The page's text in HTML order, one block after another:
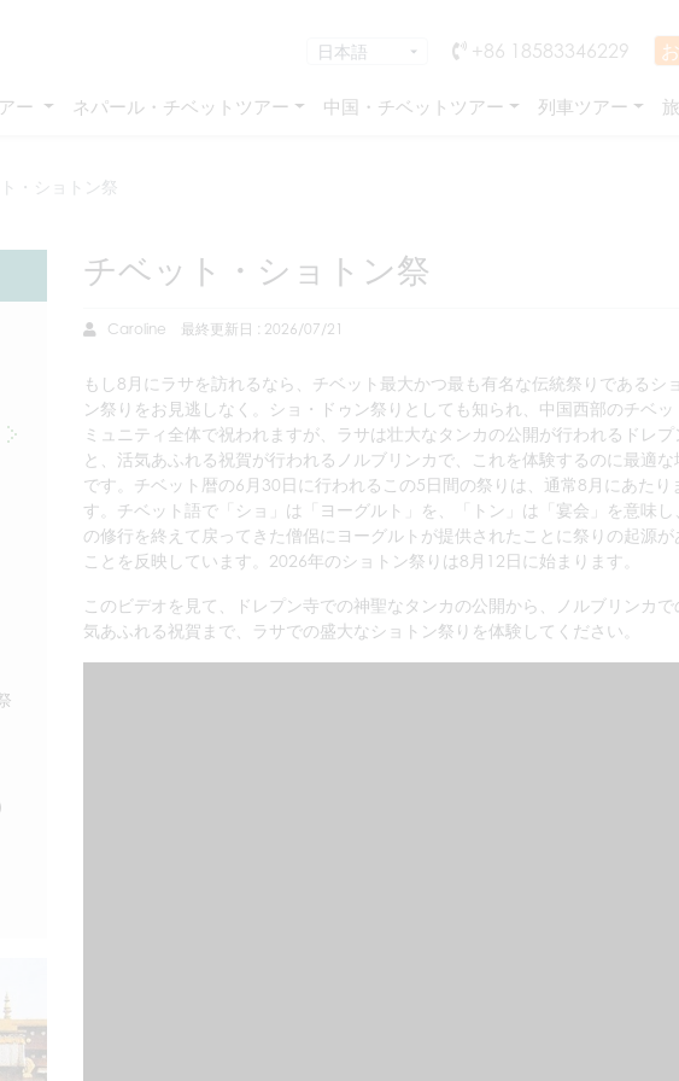
+86 18583346229
ー ネパール・チベットツアー 中国・チベットツアー 列車ツアー
・ショトン祭
チベット・ショトン祭
Caroline 最終更新日 : 2026/07/21
もし8月にラサを訪れるなら、チベット最大かつ最も有名な伝統祭りであるシ
ン祭りをお見逃しなく。ショ・ドゥン祭りとしても知られ、中国西部のチベッ
ミュニティ全体で祝われますが、ラサは壮大なタンカの公開が行われるドレプ
と、活気あふれる祝賀が行われるノルブリンカで、これを体験するのに最適な
です。チベット暦の6月30日に行われるこの5日間の祭りは、通常8月にあたり
す。チベット語で「ショ」は「ヨーグルト」を、「トン」は「宴会」を意味し
の修行を終えて戻ってきた僧侶にヨーグルトが提供されたことに祭りの起源が
ことを反映しています。2026年のショトン祭りは8月12日に始まります。
このビデオを見て、ドレプン寺での神聖なタンカの公開から、ノルブリンカで
気あふれる祝賀まで、ラサでの盛大なショトン祭りを体験してください。